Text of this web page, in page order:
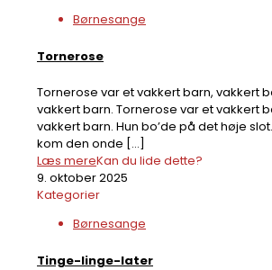
Børnesange
Tornerose
Tornerose var et vakkert barn, vakkert
vakkert barn. Tornerose var et vakkert
vakkert barn. Hun bo’de på det høje
kom den onde […]
Kan du lide dette?
Læs mere
9. oktober 2025
Kategorier
Børnesange
Tinge-linge-later